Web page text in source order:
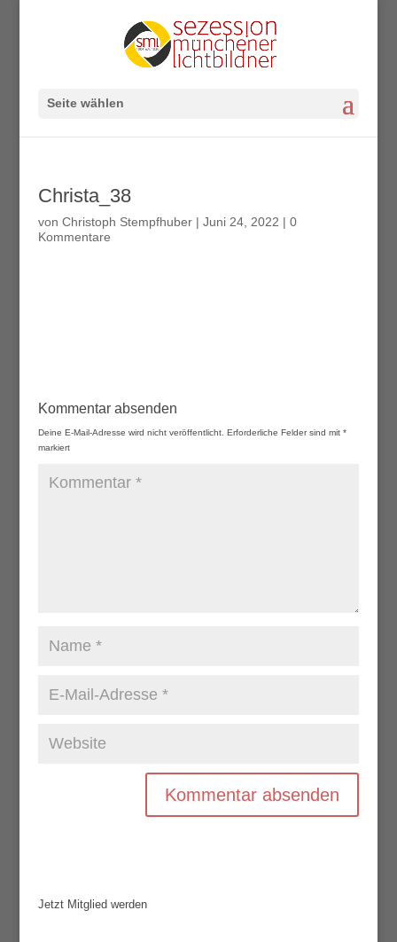
Seite wählen
Christa_38
von Christoph Stempfhuber| Juni 24, 2022 | 0
Kommentare
Kommentar absenden
Deine E-Mail-Adresse wird nicht veröffentlicht. Erforderliche Felder sind mit *
markiert
Jetzt Mitglied werden